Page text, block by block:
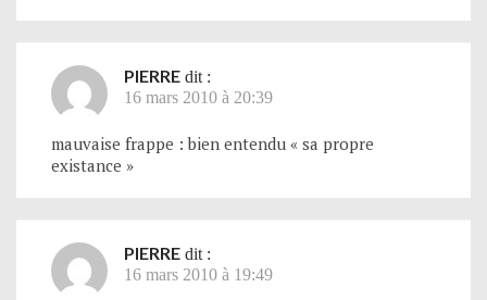
PIERRE dit :
16 mars 2010 à 20:39
mauvaise frappe : bien entendu « sa propre
existance »
PIERRE dit :
16 mars 2010 à 19:49